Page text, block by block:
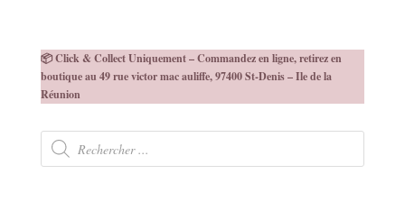
📦 Click & Collect Uniquement – Commandez en ligne, retirez en
boutique au 49 rue victor mac auliffe, 97400 St-Denis – Ile de la
Réunion
Recherche
produits